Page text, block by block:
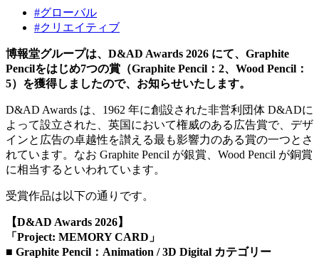
#グローバル
#クリエイティブ
博報堂グループは、D&AD Awards 2026 にて、Graphite
Pencilをはじめ7つの賞（Graphite Pencil：2、Wood Pencil：
5）を獲得しましたので、お知らせいたします。
D&AD Awards は、1962 年に創設された非営利団体 D&ADに
よって設立された、英国において権威のある広告賞で、デザ
インと広告の卓越性を讃える最も影響力のある賞の一つとさ
れています。なお Graphite Pencil が銀賞、Wood Pencil が銅賞
に相当するといわれています。
受賞作品は以下の通りです。
【D&AD Awards 2026】
「Project: MEMORY CARD」
■ Graphite Pencil：Animation / 3D Digital カテゴリー